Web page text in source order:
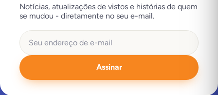
Notícias, atualizações de vistos e histórias de quem
se mudou - diretamente no seu e-mail.
Assinar